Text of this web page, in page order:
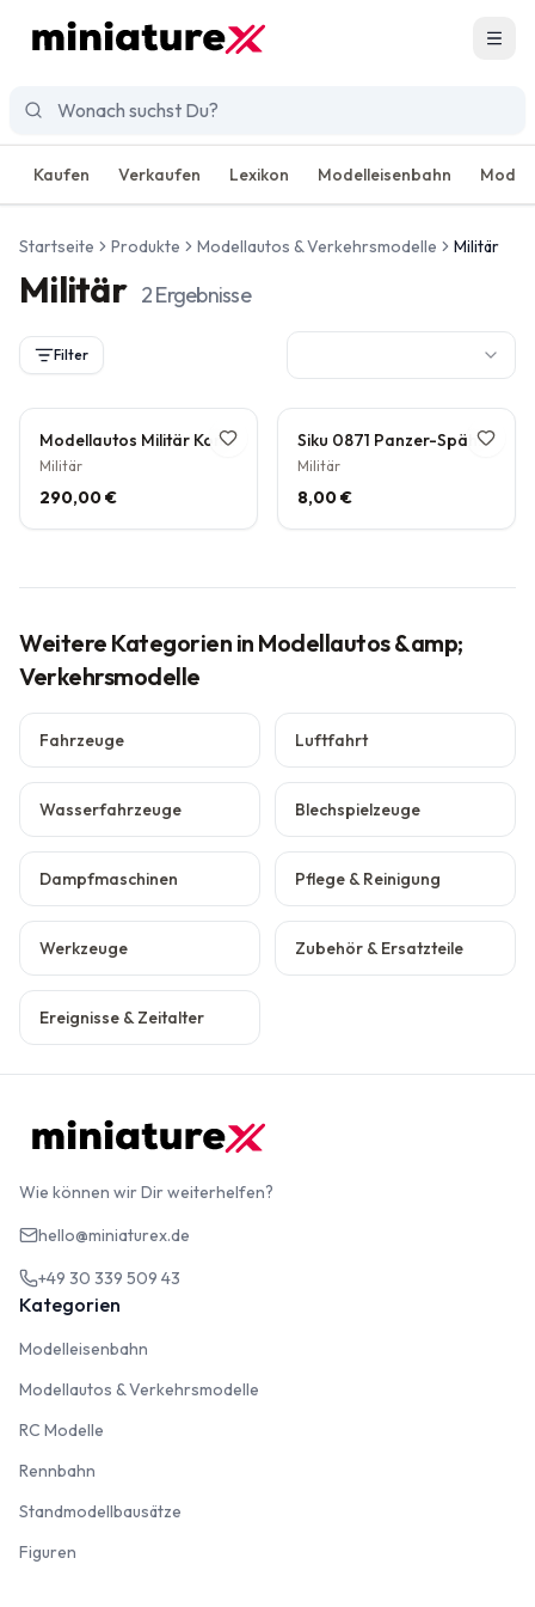
Menü
Kaufen Verkaufen Lexikon Modelleisenbahn
Startseite Produkte Modellautos & Verkehrsmodelle Militär
Militär 2Ergebnisse
Filter
Modellautos Militär Konvolut 17 Teile Panzer Raketen NVA DDR
Militär
290,00 €
Siku 0871 Panzer-Spähwagen Metall Kunststoff Super Serie 1:55
Militär
8,00 €
Weitere Kategorien in Modellautos &amp;
Verkehrsmodelle
Fahrzeuge Luftfahrt
Wasserfahrzeuge Blechspielzeuge
Dampfmaschinen Pflege & Reinigung
Werkzeuge Zubehör & Ersatzteile
Ereignisse & Zeitalter
Wie können wir Dir weiterhelfen?
hello@miniaturex.de
+49 30 339 509 43
Kategorien
Modelleisenbahn
Modellautos & Verkehrsmodelle
RC Modelle
Rennbahn
Standmodellbausätze
Figuren